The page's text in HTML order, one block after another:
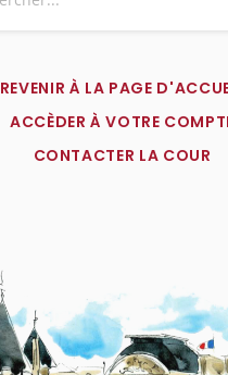
REVENIR À LA PAGE
ACCÈDER À VOTRE
CONTACTER LA COUR